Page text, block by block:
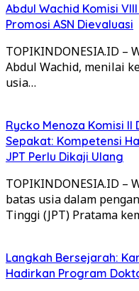
Abdul Wachid Komisi
Promosi ASN Dievaluasi
TOPIKINDONESIA.ID –
Abdul Wachid, menilai
usia…
Rycko Menoza Komisi II
Sepakat: Kompetensi
JPT Perlu Dikaji Ulang
TOPIKINDONESIA.ID –
batas usia dalam
Tinggi (JPT) Pratama
Langkah Bersejarah:
Hadirkan Program